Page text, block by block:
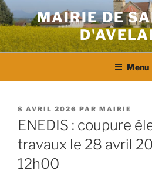
Aller
au
contenu
principal
MAIRIE DE
Menu
PUBLIÉ
LE
8 AVRIL 2026 PAR MAIRIE
ENEDIS : coupure
travaux le 28 avril
12h00